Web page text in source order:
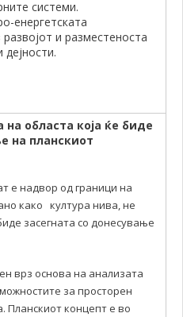
системи.
енергетската
и разместеноста
областа која ќе биде
на планскиот
е надвор од граници на
како култура нива, не
засегната со донесување
врз основа на анализата
за просторен
Планскиот концепт е во